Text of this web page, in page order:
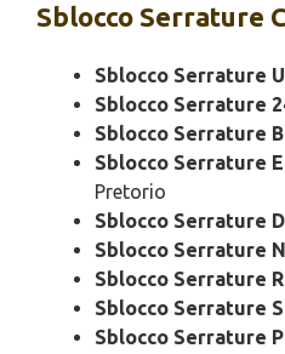
Sblocco Serrature
Sblocco Serrature
Sblocco Serrature
Sblocco Serrature
Sblocco Serrature
Pretorio
Sblocco Serrature
Sblocco Serrature
Sblocco Serrature
Sblocco Serrature
Sblocco Serrature